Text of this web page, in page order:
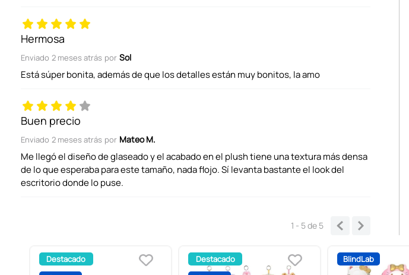
Hermosa
Enviado 2 meses atrás por Sol
Está súper bonita, además de que los detalles están muy bonitos, la amo
Buen precio
Enviado 2 meses atrás por Mateo M.
Me llegó el diseño de glaseado y el acabado en el plush tiene una textura más densa
de lo que esperaba para este tamaño, nada flojo. Sí levanta bastante el look del
escritorio donde lo puse.
1 - 5de 5
Destacado
Destacado
BlindLab